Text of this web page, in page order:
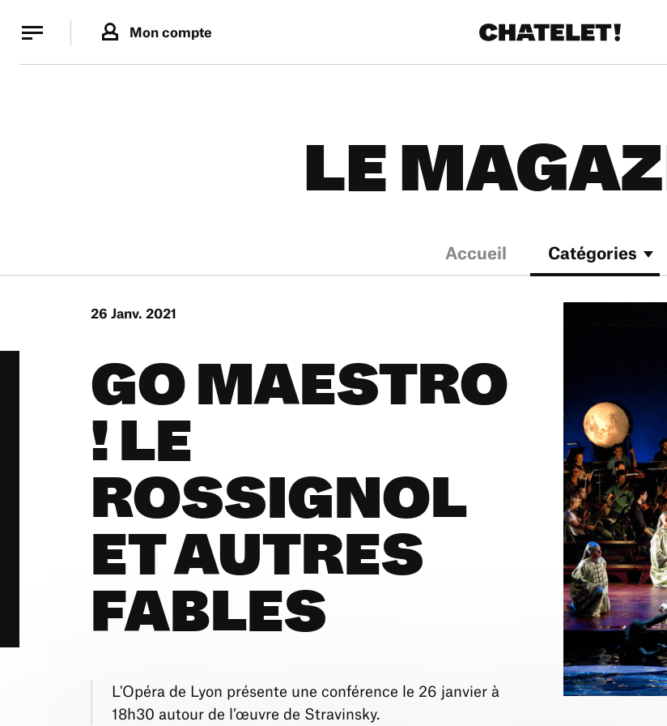
Mon compte
LE
Accueil Catégories
26 Janv. 2021
GO MAESTRO
! LE
ROSSIGNOL
ET AUTRES
FABLES
L'Opéra de Lyon présente une conférence le 26 janvier à
18h30 autour de l’œuvre de Stravinsky.